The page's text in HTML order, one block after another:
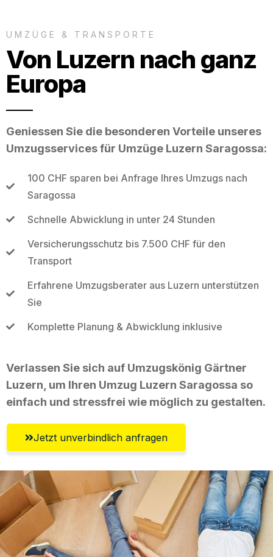
UMZÜGE & TRANSPORTE
Von Luzern nach ganz
Europa
Geniessen Sie die besonderen Vorteile unseres
Umzugsservices für Umzüge Luzern Saragossa:
100 CHF sparen bei Anfrage Ihres Umzugs nach
Saragossa
Schnelle Abwicklung in unter 24 Stunden
Versicherungsschutz bis 7.500 CHF für den
Transport
Erfahrene Umzugsberater aus Luzern unterstützen
Sie
Komplette Planung & Abwicklung inklusive
Verlassen Sie sich auf Umzugskönig Gärtner
Luzern, um Ihren Umzug Luzern Saragossa so
einfach und stressfrei wie möglich zu gestalten.
Jetzt unverbindlich anfragen